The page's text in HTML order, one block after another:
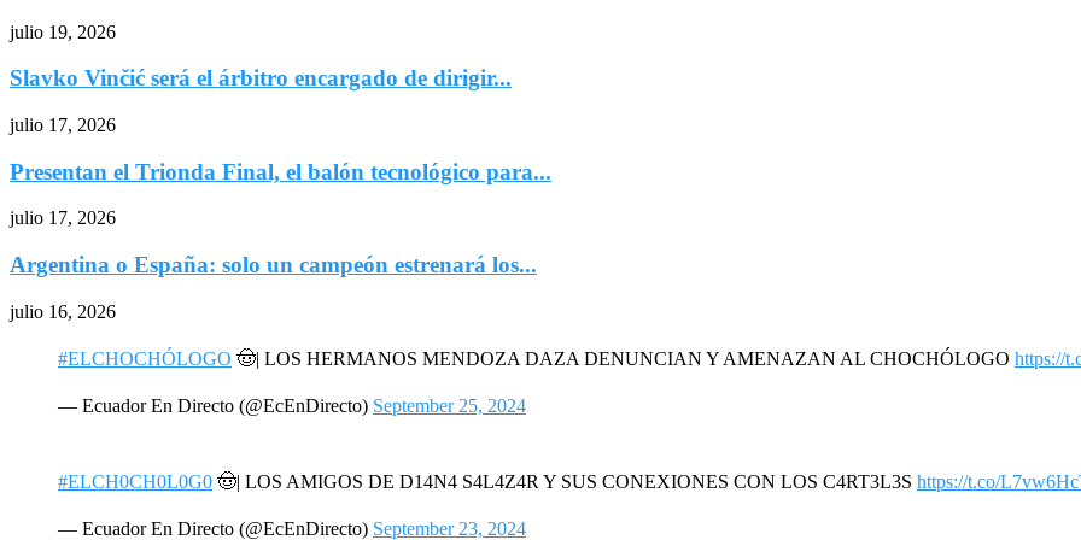
julio 19, 2026
Slavko Vinčić será el árbitro encargado de dirigir...
julio 17, 2026
Presentan el Trionda Final, el balón tecnológico para...
julio 17, 2026
Argentina o España: solo un campeón estrenará los...
julio 16, 2026
#ELCHOCHÓLOGO 🤠| LOS HERMANOS MENDOZA DAZA DENUNCIAN Y AMENAZAN AL CHOCHÓLOGO https://
— Ecuador En Directo (@EcEnDirecto) September 25, 2024
#ELCH0CH0L0G0 🤠| LOS AMIGOS DE D14N4 S4L4Z4R Y SUS CONEXIONES CON LOS C4RT3L3S https://t.co/
— Ecuador En Directo (@EcEnDirecto) September 23, 2024